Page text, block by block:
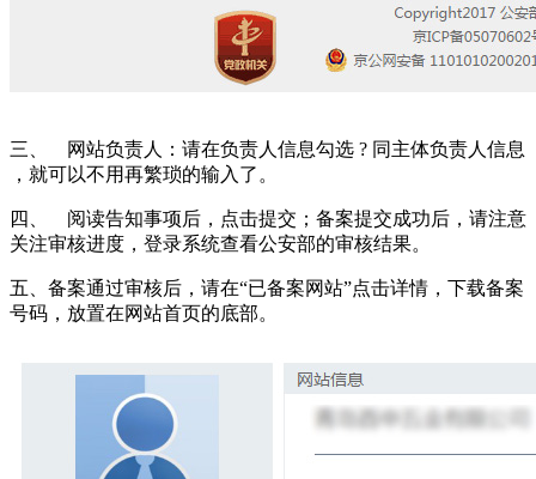
三、 网站负责人：请在负责人信息勾选 ? 同主体负责人信息
，就可以不用再繁琐的输入了。
四、 阅读告知事项后，点击提交；备案提交成功后，请注意
关注审核进度，登录系统查看公安部的审核结果。
五、备案通过审核后，请在“已备案网站”点击详情，下载备案
号码，放置在网站首页的底部。